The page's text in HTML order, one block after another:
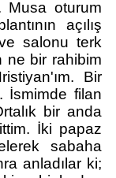
Musa oturum
açılış
ve salonu terk
ne bir rahibim
Bir
İsmimde filan
bir anda
İki papaz
sabaha
anladılar ki;